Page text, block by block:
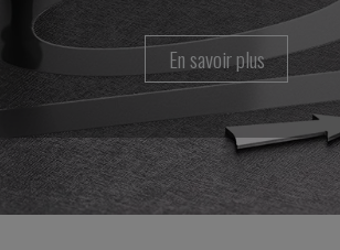
En savoir plus